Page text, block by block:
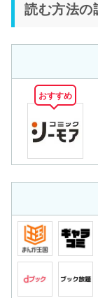
読む方法の
おすすめ